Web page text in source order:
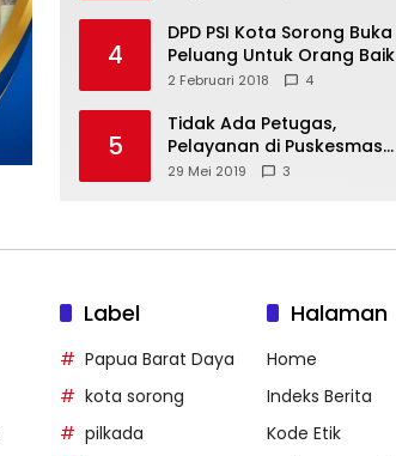
4
DPD PSI Kota Sorong Buka
Peluang Untuk Orang Baik
2 Februari 2018 4
5
Tidak Ada Petugas,
Pelayanan di Puskesmas
Mare-Maybrat Lumpuh
29 Mei 2019 3
Label
Papua Barat Daya
kota sorong
pilkada
Halaman
Home
Indeks Berita
Kode Etik